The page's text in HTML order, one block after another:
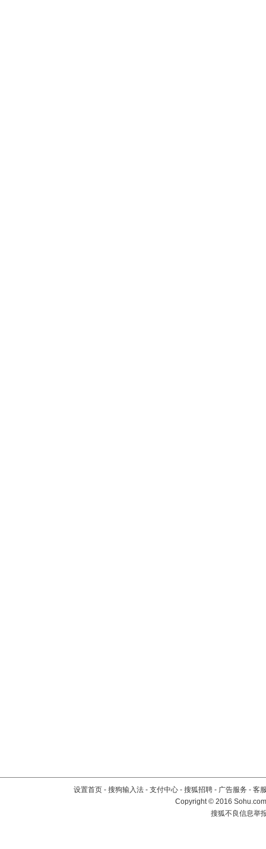
设置首页 - 搜狗输入法 - 支付中心 - 搜狐招聘 - 广告服务 - 客
Copyright©2016
搜狐不良信息举